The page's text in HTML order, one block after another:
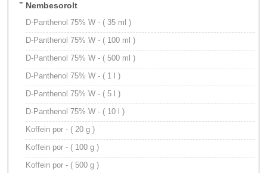
Nembesorolt
D-Panthenol 75% W - ( 35 ml )
D-Panthenol 75% W - ( 100 ml )
D-Panthenol 75% W - ( 500 ml )
D-Panthenol 75% W - ( 1 l )
D-Panthenol 75% W - ( 5 l )
D-Panthenol 75% W - ( 10 l )
Koffein por - ( 20 g )
Koffein por - ( 100 g )
Koffein por - ( 500 g )